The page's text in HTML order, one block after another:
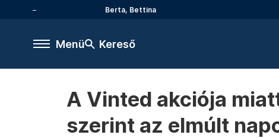
Berta, Bettina
Menü Kereső
A Vinted akciója
szerint az elmúlt